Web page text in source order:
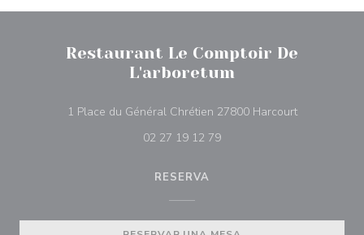
Restaurant Le Comptoir De
L'arboretum
1 Place du Général Chrétien 27800 Harcourt((abre en
02 27 19 12 79
RESERVA